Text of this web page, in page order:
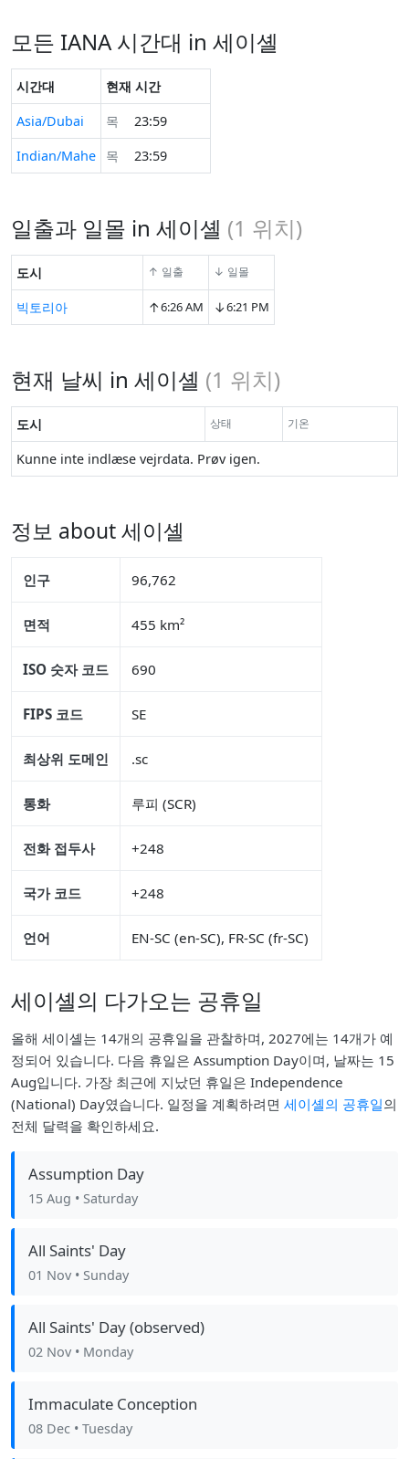
모든 IANA 시간대 in 세이셸
시간대
현재 시간
Asia/Dubai
목
23:59
Indian/Mahe
목 23:59
일출과 일몰 in 세이셸 (1 위치)
도시 ↑ 일출 ↓ 일몰
빅토리아 ↑6:26 AM ↓6:21 PM
현재 날씨 in 세이셸 (1 위치)
도시 상태 기온
Kunne inte indlæse vejrdata. Prøv igen.
정보 about 세이셸
인구 96,762
면적 455 km²
ISO 숫자 코드 690
FIPS 코드 SE
최상위 도메인 .sc
통화 루피 (SCR)
전화 접두사 +248
국가 코드 +248
언어 EN-SC (en-SC), FR-SC (fr-SC)
세이셸의 다가오는 공휴일
올해 세이셸는 14개의 공휴일을 관찰하며, 2027에는 14개가 예
정되어 있습니다. 다음 휴일은 Assumption Day이며, 날짜는 15
Aug입니다. 가장 최근에 지났던 휴일은 Independence
(National) Day였습니다. 일정을 계획하려면 세이셸의 공휴일의
전체 달력을 확인하세요.
Assumption Day
15 Aug • Saturday
All Saints' Day
01 Nov • Sunday
All Saints' Day (observed)
02 Nov • Monday
Immaculate Conception
08 Dec • Tuesday